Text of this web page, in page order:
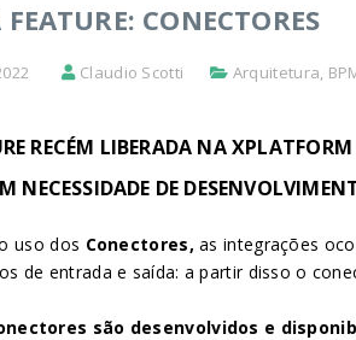
CONECTORES
Claudio Scotti Arquitetura,
RECÉM LIBERADA NA
NECESSIDADE DE
uso dos Conectores, as integrações
de entrada e saída: a partir disso o
são desenvolvidos e